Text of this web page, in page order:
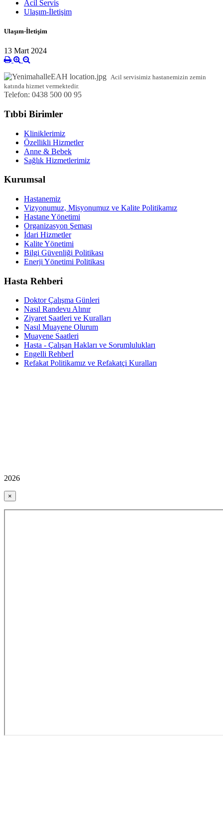
Acil Servis
Ulaşım-İletişim
Ulaşım-İletişim
13 Mart 2024
Acil servisimiz hastanemizin zemin
katında hizmet vermektedir.
Telefon: 0438 500 00 95
Tıbbi Birimler
Kliniklerimiz
Özellikli Hizmetler
Anne & Bebek
Sağlık Hizmetlerimiz
Kurumsal
Hastanemiz
Vizyonumuz, Misyonumuz ve Kalite Politikamız
Hastane Yönetimi
Organizasyon Şeması
İdari Hizmetler
Kalite Yönetimi
Bilgi Güvenliği Politikası
Enerji Yönetimi Politikası
Hasta Rehberi
Doktor Çalışma Günleri
Nasıl Randevu Alınır
Ziyaret Saatleri ve Kuralları
Nasıl Muayene Olurum
Muayene Saatleri
Hasta - Çalışan Hakları ve Sorumlulukları
Engelli Rehberİ
Refakat Politikamız ve Refakatçi Kuralları
2026
×